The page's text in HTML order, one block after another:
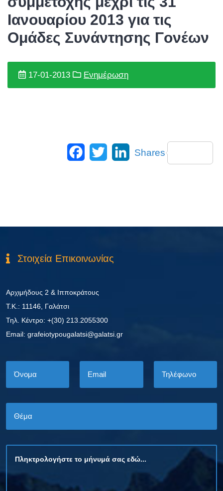
Ιανουαρίου 2013 για τις
Ομάδες Συνάντησης Γονέων
17-01-2013 Ενημέρωση
Facebook
Twitter LinkedIn
Shares
Στοιχεία Επικοινωνίας
Αρχιμήδους 2 & Ιπποκράτους
Τ.Κ.: 11146, Γαλάτσι
Τηλ. Κέντρο: +(30) 213.2055300
Εmail: grafeiotypougalatsi@galatsi.gr